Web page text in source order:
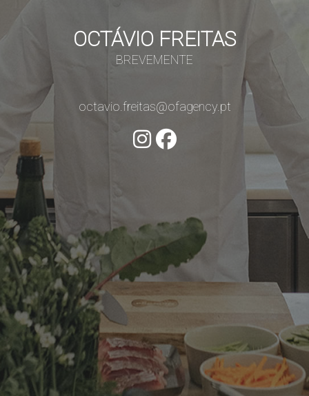
OCTÁVIO FREITAS
BREVEMENTE
octavio.freitas@ofagency.pt